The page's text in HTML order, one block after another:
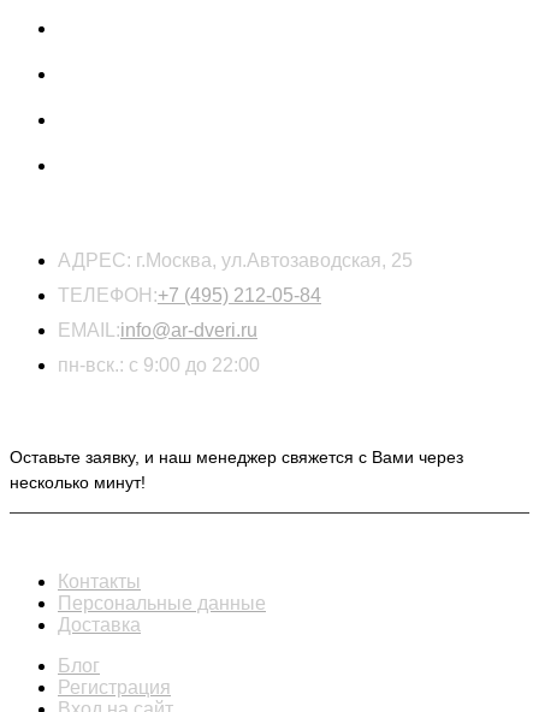
АДРЕС: г.Москва, ул.Автозаводская, 25
ТЕЛЕФОН:+7 (495) 212-05-84
EMAIL:info@ar-dveri.ru
пн-вск.: с 9:00 до 22:00
Оставьте заявку, и наш менеджер свяжется с Вами через
несколько минут!
Контакты
Персональные данные
Доставка
Блог
Регистрация